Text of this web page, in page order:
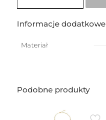
Choker
przywieszką
w
cm)
Informacje dodatkowe
Materiał
Podobne produkty